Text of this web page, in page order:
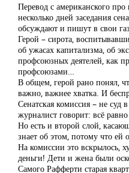
Перевод с американского
несколько дней заседания
обсуждают и пишут в свои
Герой – сирота,
об ужасах капитализма, об
профсоюзных деятелей, как
профсоюзами…
В общем, герой рано понял,
важно, важнее хватка. И
Сенатская комиссия – не
журналист говорит: всё
Но есть и второй слой,
знает об этом, потому что ей
На комиссии это вскрылось,
деньги! Дети и жена были
Самого Рафферти старая